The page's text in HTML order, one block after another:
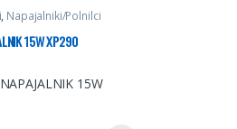
, Napajalniki/Polnilci
15W XP290